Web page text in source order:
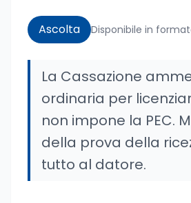
Ascolta Disponibile in
La Cassazione
ordinaria per
non impone la PEC.
della prova della
tutto al datore.